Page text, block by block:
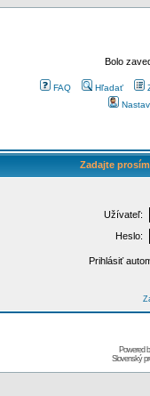
Bolo
FAQ Hľadať
Zadajte
Užívateľ:
Heslo:
Prihlásiť
Powered
Slovenský